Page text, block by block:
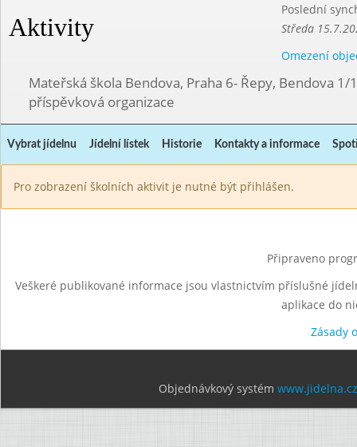
Aktivity
Poslední
Středa
Omezení
Mateřská škola Bendova, Praha 6- Řepy, Bendova 1/
příspěvková organizace
Vybrat jídelnu Jídelní lístek Historie Kontakty a informace
Pro zobrazení školních aktivit je nutné být přihlášen.
Připraveno
Veškeré publikované informace jsou vlastnictvím příslušné
aplikace do
Zásady
Objednávkový systém www.jidelna.cz